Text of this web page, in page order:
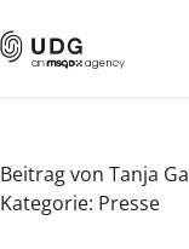
Beitrag von Tanja
Kategorie: Presse